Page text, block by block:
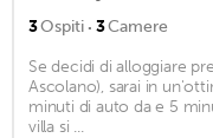
3Ospiti · 3Camere
Se decidi di alloggiare
Ascolano), sarai in
minuti di auto da e 5
villa si ...